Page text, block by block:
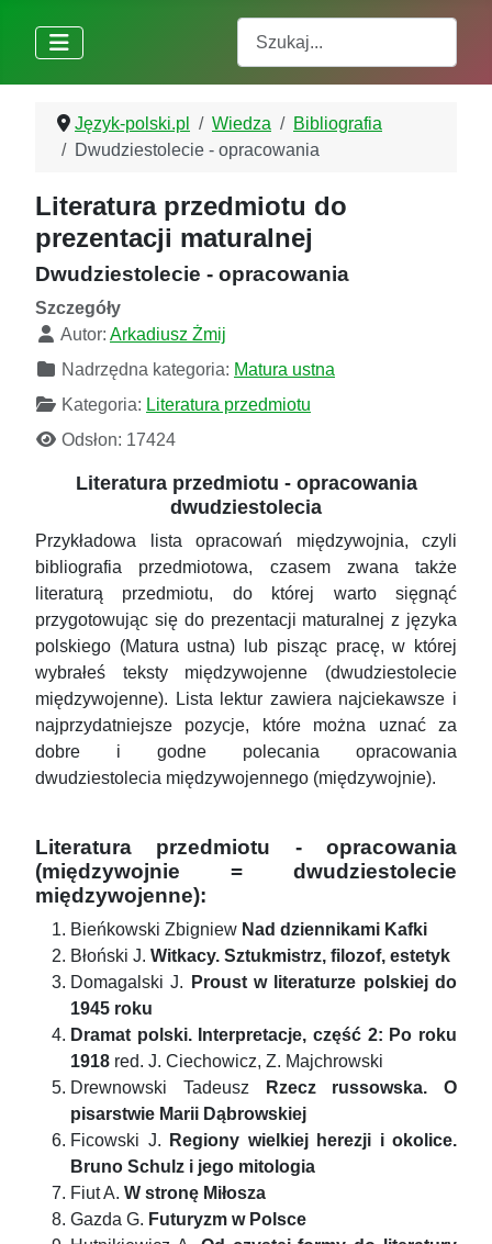
Język-polski.pl Wiedza
Bibliografia
Dwudziestolecie - opracowania
Literatura przedmiotu do
prezentacji maturalnej
Dwudziestolecie - opracowania
Szczegóły
Autor: Arkadiusz Żmij
Nadrzędna kategoria: Matura ustna
Kategoria: Literatura przedmiotu
Odsłon: 17424
Literatura przedmiotu - opracowania
dwudziestolecia
Przykładowa lista opracowań międzywojnia, czyli
bibliografia przedmiotowa, czasem zwana także
literaturą przedmiotu, do której warto sięgnąć
przygotowując się do prezentacji maturalnej z języka
polskiego (Matura ustna) lub pisząc pracę, w której
wybrałeś teksty międzywojenne (dwudziestolecie
międzywojenne). Lista lektur zawiera najciekawsze i
najprzydatniejsze pozycje, które można uznać za
dobre i godne polecania opracowania
dwudziestolecia międzywojennego (międzywojnie).
Literatura przedmiotu - opracowania
(międzywojnie = dwudziestolecie
międzywojenne):
Bieńkowski Zbigniew Nad dziennikami Kafki
Błoński J. Witkacy. Sztukmistrz, filozof, estetyk
Domagalski J.
Proust w literaturze polskiej do
1945 roku
Dramat polski. Interpretacje, część 2: Po roku
1918 red. J. Ciechowicz, Z. Majchrowski
Drewnowski Tadeusz
Rzecz russowska. O
pisarstwie Marii Dąbrowskiej
Ficowski J.
Regiony wielkiej herezji i okolice.
Bruno Schulz i jego mitologia
Fiut A. W stronę Miłosza
Gazda G. Futuryzm w Polsce